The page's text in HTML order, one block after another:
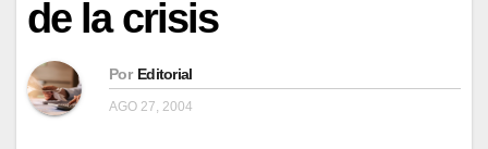
de la crisis
Por Editorial
AGO 27, 2004